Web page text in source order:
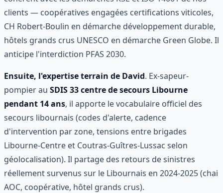
clients — coopératives engagées certifications viticoles,
CH Robert-Boulin en démarche développement durable,
hôtels grands crus UNESCO en démarche Green Globe. Il
anticipe l'interdiction PFAS 2030.
Ensuite, l'expertise terrain de David. Ex-sapeur-
pompier au SDIS 33 centre de secours Libourne
pendant 14 ans, il apporte le vocabulaire officiel des
secours libournais (codes d'alerte, cadence
d'intervention par zone, tensions entre brigades
Libourne-Centre et Coutras-Guîtres-Lussac selon
géolocalisation). Il partage des retours de sinistres
réellement survenus sur le Libournais en 2024-2025 (chai
AOC, coopérative, hôtel grands crus).